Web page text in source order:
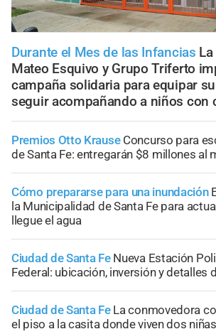
Durante el Mes de las Infancias
Mateo Esquivo y Grupo Triferto
campaña solidaria para equipar
seguir acompañando a niños con
Premios Otto Krause Concurso para
de Santa Fe: entregarán $8 millones al
Cómo prepararse para una inundación
la Municipalidad de Santa Fe para
llegue el agua
Ciudad de Santa Fe Nueva Estación
Federal: ubicación, inversión y detalles
Ciudad de Santa Fe La conmovedora
el piso a la casita donde viven dos